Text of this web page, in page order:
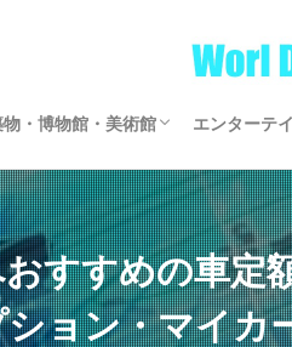
・博物館・美術館
物・博物館・美術館
物・博物館・美術館
エンターテ
ゲーム
文芸・マ
映画・ア
音楽
すすめの車定
ョン・マイカ